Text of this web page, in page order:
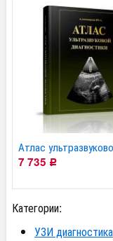
Атлас
7 735 Р
Категории:
УЗИ диагностика